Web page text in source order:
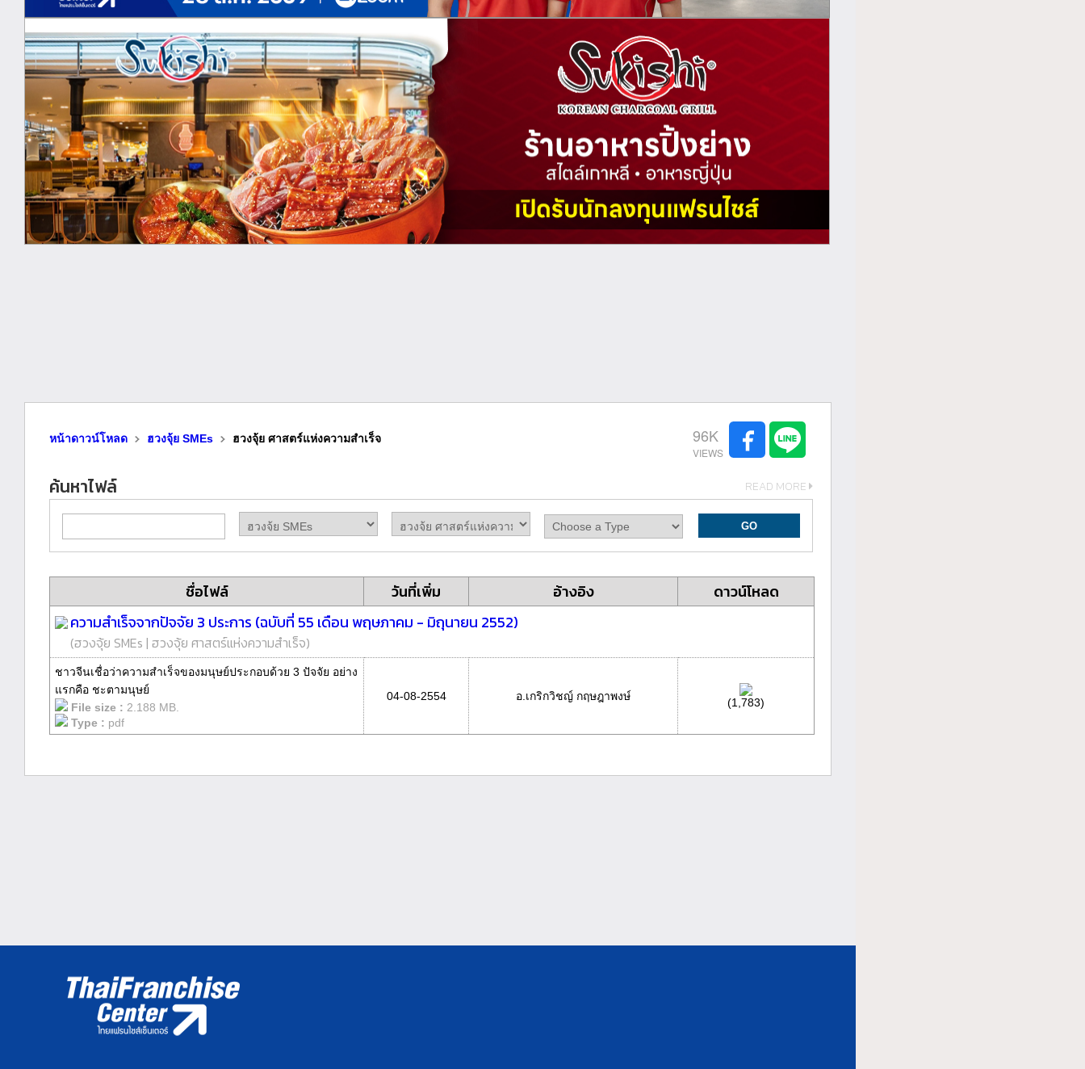
หน้าดาวน์โหลด ฮวงจุ้ย SMEs ฮวงจุ้ย ศาสตร์แห่งความสำเร็จ 96K
ค้นหาไฟล์ READ MORE
ชื่อไฟล์ วันที่เพิ่ม อ้างอิง
ดาวน์โหลด
ความสำเร็จจากปัจจัย 3 ประการ (ฉบับที่ 55 เดือน พฤษภาคม - มิถุนายน 2552)
(ฮวงจุ้ย SMEs | ฮวงจุ้ย ศาสตร์แห่งความสำเร็จ)
ชาวจีนเชื่อว่าความสำเร็จของมนุษย์ประกอบด้วย 3 ปัจจัย อย่าง
แรกคือ ชะตามนุษย์
File size : 2.188 MB.
Type : pdf
04-08-2554 อ.เกริกวิชญ์ กฤษฎาพงษ์ (1,783)